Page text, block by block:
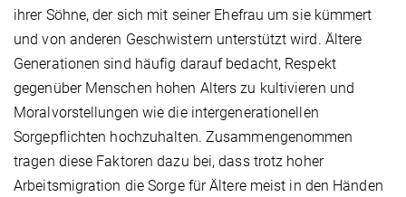
ihrer Söhne, der sich mit seiner Ehefrau um sie kümmert
und von anderen Geschwistern unterstützt wird. Ältere
Generationen sind häufig darauf bedacht, Respekt
gegenüber Menschen hohen Alters zu kultivieren und
Moralvorstellungen wie die intergenerationellen
Sorgepflichten hochzuhalten. Zusammengenommen
tragen diese Faktoren dazu bei, dass trotz hoher
Arbeitsmigration die Sorge für Ältere meist in den Händen